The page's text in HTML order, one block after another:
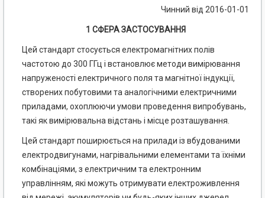
Чинний від 2016-01-01
1 СФЕРА ЗАСТОСУВАННЯ
Цей стандарт стосується електромагнітних полів
частотою до 300 ГГц і встановлює методи вимірювання
напруженості електричного поля та магнітної індукції,
створених побутовими та аналогічними електричними
приладами, охоплюючи умови проведення випробувань,
такі як вимірювальна відстань і місце розташування.
Цей стандарт поширюється на прилади із вбудованими
електродвигунами, нагрівальними елементами та їхніми
комбінаціями, з електричним та електронним
управлінням, які можуть отримувати електроживлення